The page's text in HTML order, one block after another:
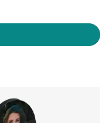
с нашей командой
идеальный